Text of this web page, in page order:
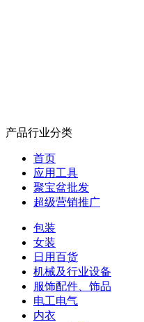
产品行业分类
首页
应用工具
聚宝盆批发
超级营销推广
包装
女装
日用百货
机械及行业设备
服饰配件、饰品
电工电气
内衣